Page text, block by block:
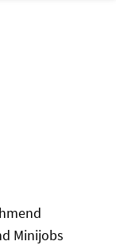
Minijobs